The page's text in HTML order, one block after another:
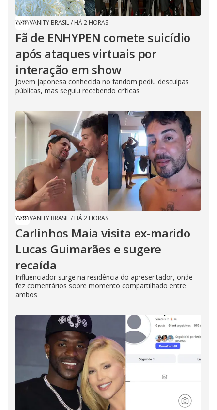
VANITY BRASIL/ HÁ 2 HORAS
Fã de ENHYPEN comete suicídio
após ataques virtuais por
interação em show
Jovem japonesa conhecida no fandom pediu desculpas
públicas, mas seguiu recebendo críticas
VANITY BRASIL/ HÁ 2 HORAS
Carlinhos Maia visita ex-marido
Lucas Guimarães e sugere
recaída
Influenciador surge na residência do apresentador, onde
fez comentários sobre momento compartilhado entre
ambos